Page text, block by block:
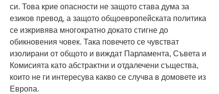
си. Това крие опасности не защото става дума за
езиков превод, а защото общоевропейската политика
се изкривява многократно докато стигне до
обикновения човек. Така повечето се чувстват
изолирани от общото и виждат Парламента, Съвета и
Комисията като абстрактни и отдалечени същества,
които не ги интересува какво се случва в домовете из
Европа.